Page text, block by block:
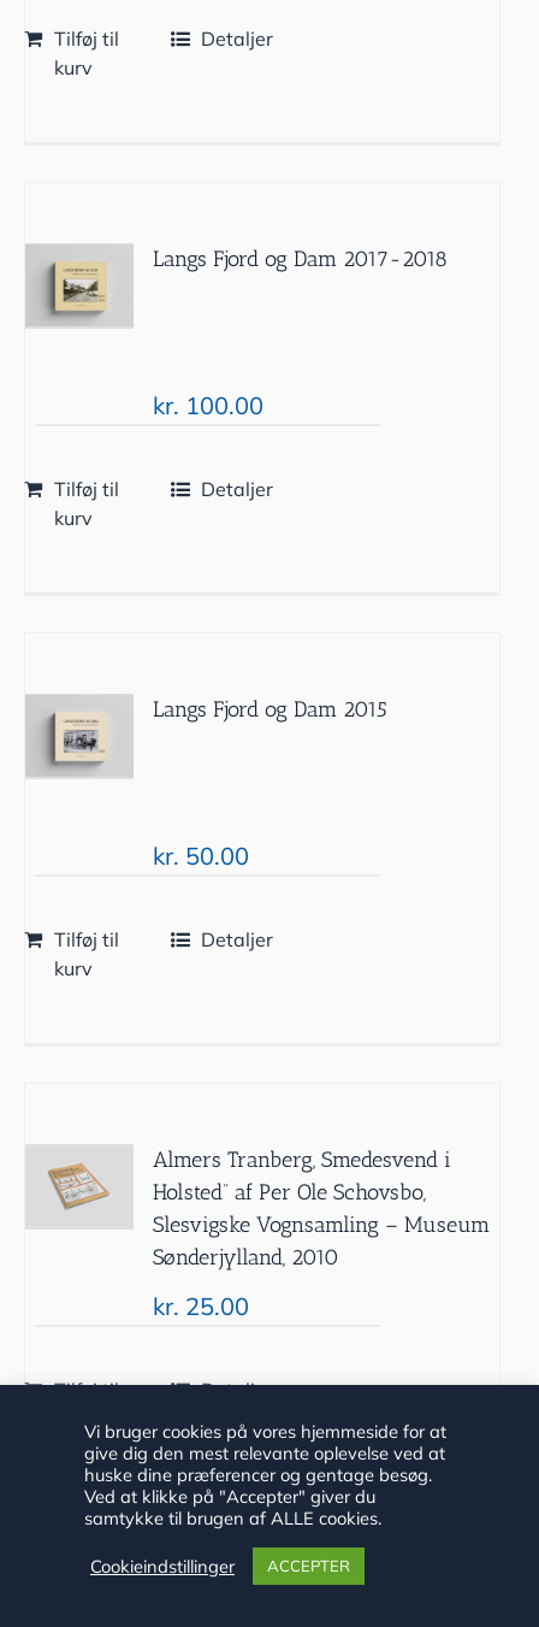
Tilføj til
kurv
Detaljer
Langs Fjord og Dam 2017-2018
kr. 100.00
Tilføj til
kurv
Detaljer
Langs Fjord og Dam 2015
kr. 50.00
Tilføj til
kurv
Detaljer
Almers Tranberg, Smedesvend i
Holsted” af Per Ole Schovsbo,
Slesvigske Vognsamling – Museum
Sønderjylland, 2010
kr. 25.00
Tilføj til
Detaljer
Vi bruger cookies på vores hjemmeside for at
give dig den mest relevante oplevelse ved at
huske dine præferencer og gentage besøg.
Ved at klikke på "Accepter" giver du
samtykke til brugen af ALLE cookies.
Cookieindstillinger ACCEPTER